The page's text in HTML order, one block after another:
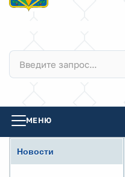
МЕНЮ
Новости